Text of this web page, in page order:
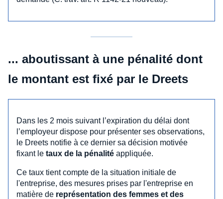
... aboutissant à une pénalité dont
le montant est fixé par le Dreets
Dans les 2 mois suivant l’expiration du délai dont
l’employeur dispose pour présenter ses observations,
le Dreets notifie à ce dernier sa décision motivée
fixant le taux de la pénalité appliquée.
Ce taux tient compte de la situation initiale de
l'entreprise, des mesures prises par l'entreprise en
matière de représentation des femmes et des